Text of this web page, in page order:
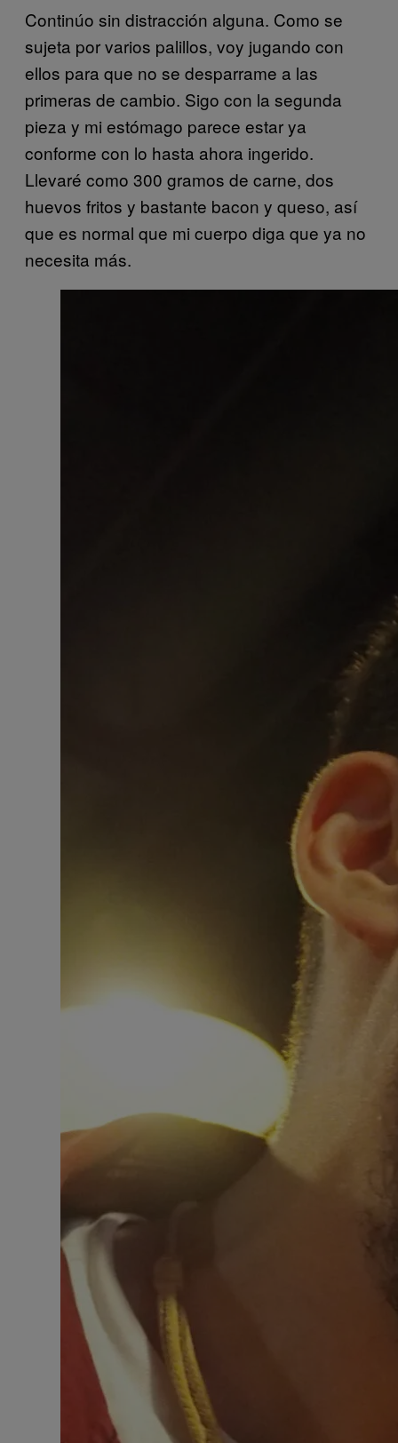
Continúo sin distracción alguna. Como se
sujeta por varios palillos, voy jugando con
ellos para que no se desparrame a las
primeras de cambio. Sigo con la segunda
pieza y mi estómago parece estar ya
conforme con lo hasta ahora ingerido.
Llevaré como 300 gramos de carne, dos
huevos fritos y bastante bacon y queso, así
que es normal que mi cuerpo diga que ya no
necesita más.